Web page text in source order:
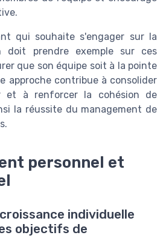
qui souhaite s'engager sur la
doit prendre exemple sur ces
que son équipe soit à la pointe
approche contribue à consolider
et à renforcer la cohésion de
la réussite du management de
personnel et
individuelle
objectifs de